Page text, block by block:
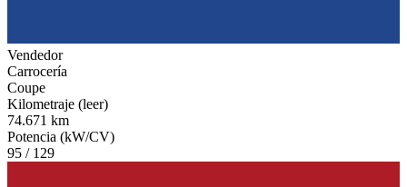
Vendedor
Carrocería
Coupe
Kilometraje (leer)
74.671 km
Potencia (kW/CV)
95 / 129